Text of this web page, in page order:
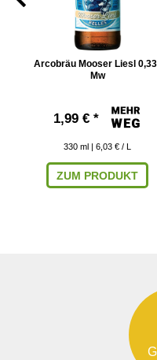
Arcobräu Mooser Liesl 0,33 l
Mw
1,99 € *
330 ml | 6,03 € / L
ZUM PRODUKT